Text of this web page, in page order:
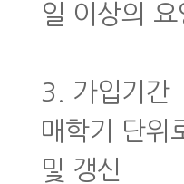
일 이상의
3. 가입기간
매학기 단
및 갱신